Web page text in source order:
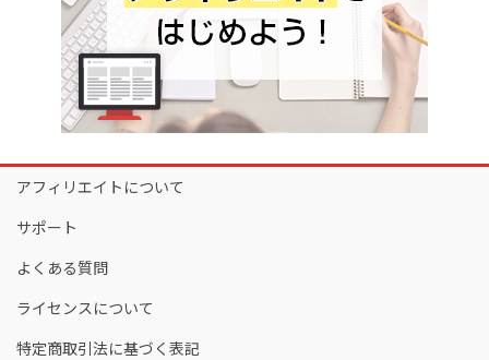
アフィリエイトについて
サポート
よくある質問
ライセンスについて
特定商取引法に基づく表記